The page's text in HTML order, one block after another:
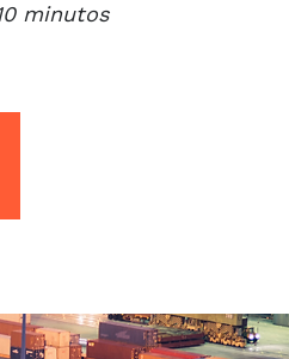
minutos